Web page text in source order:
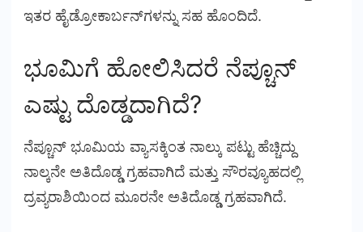
ಇತರ ಹೈಡ್ರೋಕಾರ್ಬನ್‌ಗಳನ್ನು ಸಹ ಹೊಂದಿದೆ.
ಭೂಮಿಗೆ ಹೋಲಿಸಿದರೆ ನೆಪ್ಚೂನ್
ಎಷ್ಟು ದೊಡ್ಡದಾಗಿದೆ?
ನೆಪ್ಚೂನ್ ಭೂಮಿಯ ವ್ಯಾಸಕ್ಕಿಂತ ನಾಲ್ಕು ಪಟ್ಟು ಹೆಚ್ಚಿದ್ದು
ನಾಲ್ಕನೇ ಅತಿದೊಡ್ಡ ಗ್ರಹವಾಗಿದೆ ಮತ್ತು ಸೌರವ್ಯೂಹದಲ್ಲಿ
ದ್ರವ್ಯರಾಶಿಯಿಂದ ಮೂರನೇ ಅತಿದೊಡ್ಡ ಗ್ರಹವಾಗಿದೆ.